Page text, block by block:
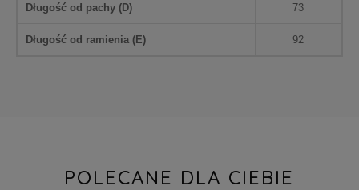
Długość od pachy (D) 73
Długość od ramienia (E) 92
POLECANE DLA CIEBIE